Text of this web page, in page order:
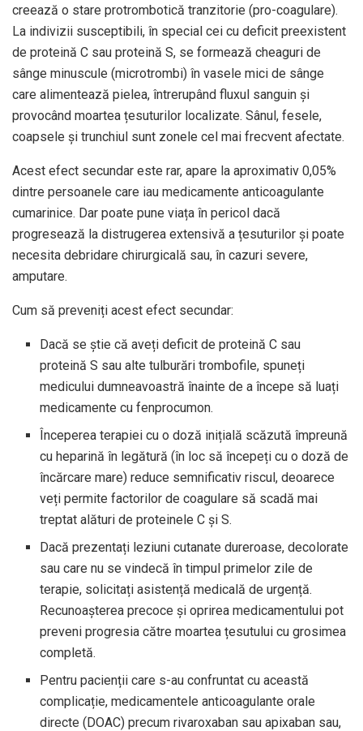
creează o stare protrombotică tranzitorie (pro-coagulare).
La indivizii susceptibili, în special cei cu deficit preexistent
de proteină C sau proteină S, se formează cheaguri de
sânge minuscule (microtrombi) în vasele mici de sânge
care alimentează pielea, întrerupând fluxul sanguin și
provocând moartea țesuturilor localizate. Sânul, fesele,
coapsele și trunchiul sunt zonele cel mai frecvent afectate.
Acest efect secundar este rar, apare la aproximativ 0,05%
dintre persoanele care iau medicamente anticoagulante
cumarinice. Dar poate pune viața în pericol dacă
progresează la distrugerea extensivă a țesuturilor și poate
necesita debridare chirurgicală sau, în cazuri severe,
amputare.
Cum să preveniți acest efect secundar:
Dacă se știe că aveți deficit de proteină C sau
proteină S sau alte tulburări trombofile, spuneți
medicului dumneavoastră înainte de a începe să luați
medicamente cu fenprocumon.
Începerea terapiei cu o doză inițială scăzută împreună
cu heparină în legătură (în loc să începeți cu o doză de
încărcare mare) reduce semnificativ riscul, deoarece
veți permite factorilor de coagulare să scadă mai
treptat alături de proteinele C și S.
Dacă prezentați leziuni cutanate dureroase, decolorate
sau care nu se vindecă în timpul primelor zile de
terapie, solicitați asistență medicală de urgență.
Recunoașterea precoce și oprirea medicamentului pot
preveni progresia către moartea țesutului cu grosimea
completă.
Pentru pacienții care s-au confruntat cu această
complicație, medicamentele anticoagulante orale
directe (DOAC) precum rivaroxaban sau apixaban sau,